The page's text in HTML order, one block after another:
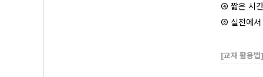
④ 짧은 시
⑤ 실전에서
[교재 활용법